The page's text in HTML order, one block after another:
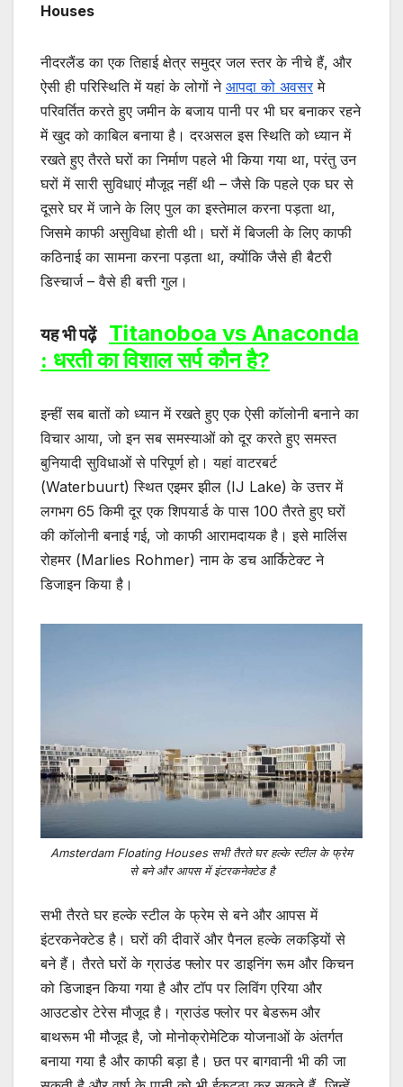
Houses
नीदरलैंड का एक तिहाई क्षेत्र समुद्र जल स्तर के नीचे हैं, और
ऐसी ही परिस्थिति में यहां के लोगों ने आपदा को अवसरमे
परिवर्तित करते हुए जमीन के बजाय पानी पर भी घर बनाकर रहने
में खुद को काबिल बनाया है। दरअसल इस स्थिति को ध्यान में
रखते हुए तैरते घरों का निर्माण पहले भी किया गया था, परंतु उन
घरों में सारी सुविधाएं मौजूद नहीं थी – जैसे कि पहले एक घर से
दूसरे घर में जाने के लिए पुल का इस्तेमाल करना पड़ता था,
जिसमे काफी असुविधा होती थी। घरों में बिजली के लिए काफी
कठिनाई का सामना करना पड़ता था, क्योंकि जैसे ही बैटरी
डिस्चार्ज – वैसे ही बत्ती गुल।
यह भी पढ़ें Titanoboa vs Anaconda
: धरती का विशाल सर्प कौन है?
इन्हीं सब बातों को ध्यान में रखते हुए एक ऐसी कॉलोनी बनाने का
विचार आया, जो इन सब समस्याओं को दूर करते हुए समस्त
बुनियादी सुविधाओं से परिपूर्ण हो। यहां वाटरबर्ट
(Waterbuurt) स्थित एइमर झील (IJ Lake) के उत्तर में
लगभग 65 किमी दूर एक शिपयार्ड के पास 100 तैरते हुए घरों
की कॉलोनी बनाई गई, जो काफी आरामदायक है। इसे मार्लिस
रोहमर (Marlies Rohmer) नाम के डच आर्किटेक्ट ने
डिजाइन किया है।
Amsterdam Floating Houses सभी तैरते घर हल्के स्टील के फ्रेम
से बने और आपस में इंटरकनेक्टेड है
सभी तैरते घर हल्के स्टील के फ्रेम से बने और आपस में
इंटरकनेक्टेड है। घरों की दीवारें और पैनल हल्के लकड़ियों से
बने हैं। तैरते घरों के ग्राउंड फ्लोर पर डाइनिंग रूम और किचन
को डिजाइन किया गया है और टॉप पर लिविंग एरिया और
आउटडोर टेरेस मौजूद है। ग्राउंड फ्लोर पर बेडरूम और
बाथरूम भी मौजूद है, जो मोनोक्रोमेटिक योजनाओं के अंतर्गत
बनाया गया है और काफी बड़ा है। छत पर बागवानी भी की जा